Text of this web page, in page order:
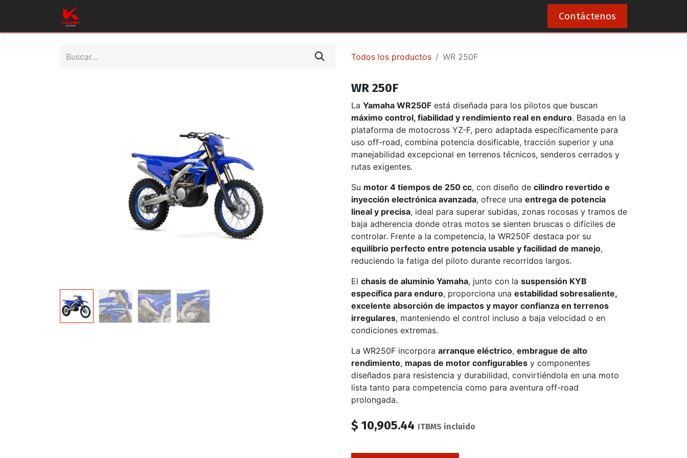
Contáctenos
Todos los productos WR 250F
WR 250F
La Yamaha WR250F está diseñada para los pilotos que buscan
máximo control, fiabilidad y rendimiento real en enduro. Basada en la
plataforma de motocross YZ-F, pero adaptada específicamente para
uso off-road, combina potencia dosificable, tracción superior y una
manejabilidad excepcional en terrenos técnicos, senderos cerrados y
rutas exigentes.
Su motor 4 tiempos de 250 cc, con diseño de cilindro revertido e
inyección electrónica avanzada, ofrece una entrega de potencia
lineal y precisa, ideal para superar subidas, zonas rocosas y tramos de
baja adherencia donde otras motos se sienten bruscas o difíciles de
controlar. Frente a la competencia, la WR250F destaca por su
equilibrio perfecto entre potencia usable y facilidad de manejo,
reduciendo la fatiga del piloto durante recorridos largos.
El chasis de aluminio Yamaha, junto con la suspensión KYB
específica para enduro, proporciona una estabilidad sobresaliente,
excelente absorción de impactos y mayor confianza en terrenos
irregulares, manteniendo el control incluso a baja velocidad o en
condiciones extremas.
La WR250F incorpora arranque eléctrico, embrague de alto
rendimiento, mapas de motor configurables y componentes
diseñados para resistencia y durabilidad, convirtiéndola en una moto
lista tanto para competencia como para aventura off-road
prolongada.
$ 10,905.44 ITBMS incluido